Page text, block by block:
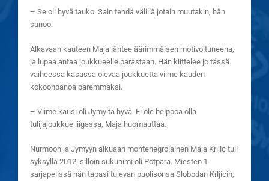
– Se oli hyvä tauko. Sain tehdä välillä jotain muutakin, hän
sanoo.
Alkavaan kauteen Maja lähtee äärimmäisen motivoituneena,
ja lupaa antaa joukkueelle parastaan. Hän kiittelee jo tässä
vaiheessa kasassa olevaa joukkuetta viime kauden
kokoonpanoa paremmaksi.
– Viime kausi oli Jymyltä hyvä. Ei ole helppoa olla
tulijajoukkue liigassa, Maja huomauttaa.
Nurmoon ja Jymyyn alkuaan montenegrolainen Maja Krljic tuli
syksyllä 2012, silloin sukunimi oli Potpara. Miesten 1-
sarjapelissä hän tapasi tulevan puolisonsa Slobodan Krljicin,